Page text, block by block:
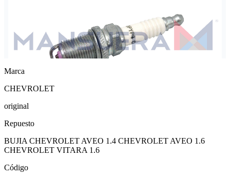
Marca
CHEVROLET
original
Repuesto
BUJIA CHEVROLET AVEO 1.4 CHEVROLET AVEO 1.6
CHEVROLET VITARA 1.6
Código